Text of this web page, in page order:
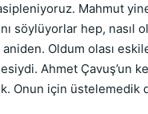
Mahmut
söylüyorlar hep, nasıl
Oldum olası
Ahmet Çavuş’un
Onun için